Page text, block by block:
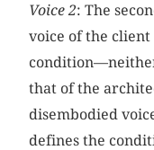
Voice 2: The
voice of the
that of the
disembodied
defines the